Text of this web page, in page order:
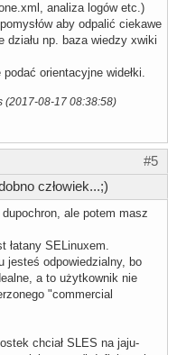
analiza logów etc.)
aby odpalić ciekawe
działu np. baza wiedzy xwiki
orientacyjne widełki.
(2017-08-17 08:38:58)
#5
człowiek...;)
ale potem masz
łatany SELinuxem.
jesteś odpowiedzialny, bo
a to użytkownik nie
"commercial
chciał SLES na jaju-